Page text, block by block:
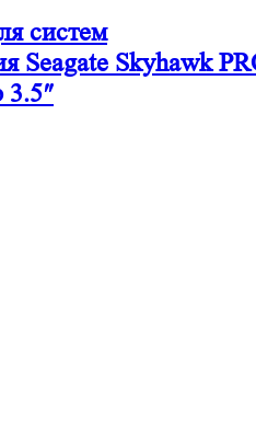
систем
Seagate Skyhawk
3.5″